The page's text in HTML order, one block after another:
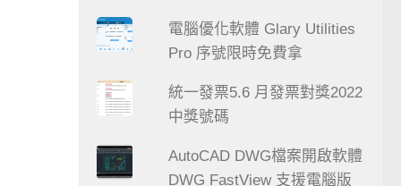
電腦優化軟體 Glary Utilities
Pro 序號限時免費拿
統一發票5.6 月發票對獎2022
中獎號碼
AutoCAD DWG檔案開啟軟體
DWG FastView 支援電腦版